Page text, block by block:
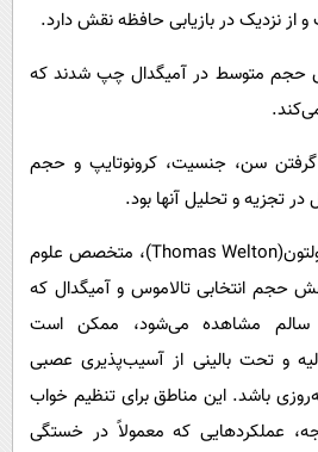
از نزدیک در بازیابی حافظه نقش دارد.
حجم متوسط ​​در آمیگدال چپ شدند که
سن، جنسیت، کرونوتایپ و حجم
تجزیه و تحلیل آنها بود.
این تیم به رهبری توماس ولتون(Thomas Welton)، متخصص علوم
حجم انتخابی تالاموس و آمیگدال که
مشاهده می‌شود، ممکن است
و تحت بالینی از آسیب‌پذیری عصبی
باشد. این مناطق برای تنظیم خواب
عملکردهایی که معمولاً در خستگی